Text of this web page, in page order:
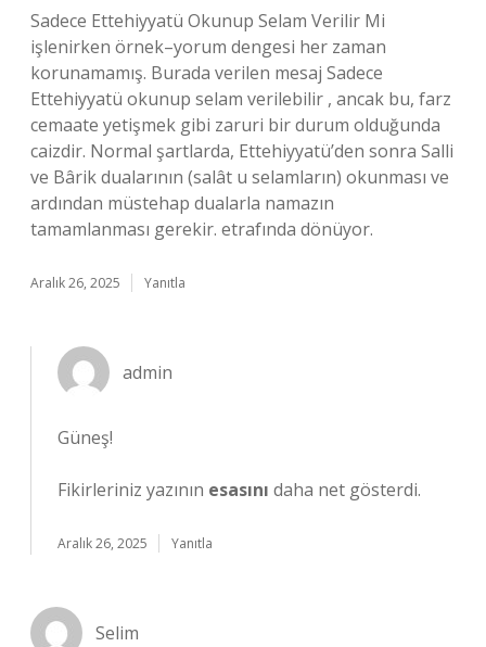
Sadece Ettehiyyatü Okunup Selam Verilir Mi
işlenirken örnek–yorum dengesi her zaman
korunamamış. Burada verilen mesaj Sadece
Ettehiyyatü okunup selam verilebilir , ancak bu, farz
cemaate yetişmek gibi zaruri bir durum olduğunda
caizdir. Normal şartlarda, Ettehiyyatü’den sonra Salli
ve Bârik dualarının (salât u selamların) okunması ve
ardından müstehap dualarla namazın
tamamlanması gerekir. etrafında dönüyor.
Aralık 26, 2025 Yanıtla
admin
Güneş!
Fikirleriniz yazının esasını daha net gösterdi.
Aralık 26, 2025 Yanıtla
Selim